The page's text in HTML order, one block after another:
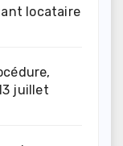
locataire
juillet